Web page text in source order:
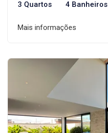
3 Quartos 4 Banheiros
Mais informações